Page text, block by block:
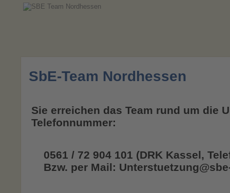
SbE-Team Nordhessen
Sie erreichen das Team rund um die
Telefonnummer:
0561 / 72 904 101 (DRK Kassel,
Bzw. per Mail: